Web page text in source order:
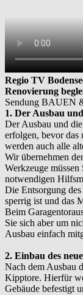
Regio TV
Renovierung
Sendung BAUEN
1. Der Ausbau
Der Ausbau und
erfolgen, bevor das
werden auch alle
Wir übernehmen
Werkzeuge
notwendigen
Die Entsorgung
sperrig ist und das
Beim
Sie sich aber um
Ausbau einfach
2. Einbau des
Nach dem Ausbau
Kipptore. Hierfür
Gebäude befestigt